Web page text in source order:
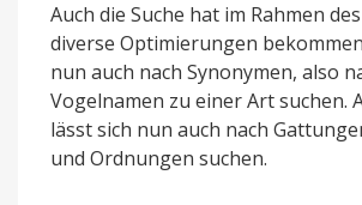
Auch die Suche hat im Rahmen
diverse Optimierungen
nun auch nach Synonymen, also
Vogelnamen zu einer Art suchen.
lässt sich nun auch nach
und Ordnungen suchen.